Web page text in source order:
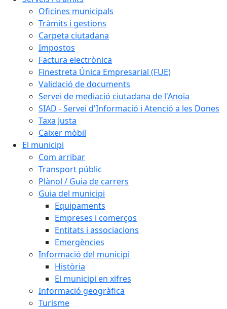
Oficines municipals
Tràmits i gestions
Carpeta ciutadana
Impostos
Factura electrònica
Finestreta Única Empresarial (FUE)
Validació de documents
Servei de mediació ciutadana de l'Anoia
SIAD - Servei d'Informació i Atenció a les Dones
Taxa Justa
Caixer mòbil
El municipi
Com arribar
Transport públic
Plànol / Guia de carrers
Guia del municipi
Equipaments
Empreses i comerços
Entitats i associacions
Emergències
Informació del municipi
Història
El municipi en xifres
Informació geogràfica
Turisme